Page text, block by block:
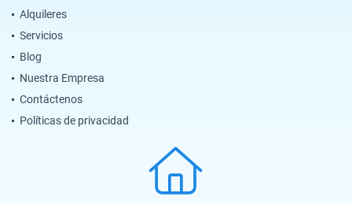
Alquileres
Servicios
Blog
Nuestra Empresa
Contáctenos
Políticas de privacidad